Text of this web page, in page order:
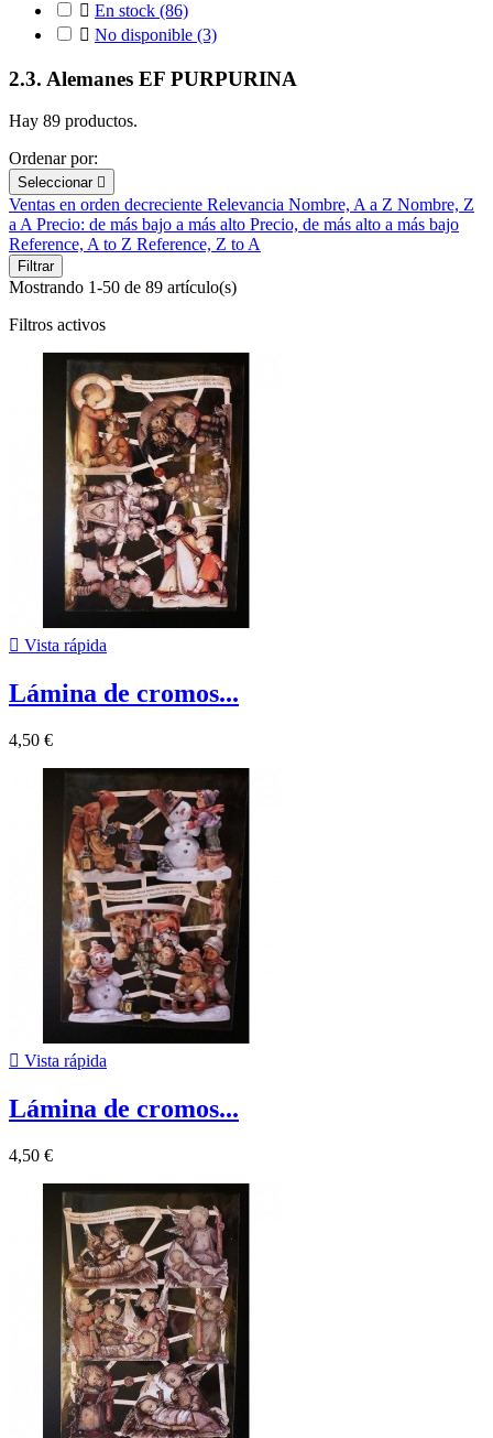
 En stock (86)
 No disponible (3)
2.3. Alemanes EF PURPURINA
Hay 89 productos.
Ordenar por:
Seleccionar 
Ventas en orden decreciente Relevancia Nombre, A a Z Nombre, Z
a APrecio: de más bajo a más alto Precio, de más alto a más bajo
Reference, A to Z Reference, Z to A
Filtrar
Mostrando 1-50 de 89 artículo(s)
Filtros activos
 Vista rápida
Lámina de cromos...
4,50 €
 Vista rápida
Lámina de cromos...
4,50 €